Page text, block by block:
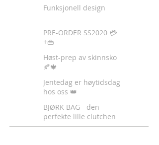
Funksjonell design
PRE-ORDER SS2020 💳
+👜
Høst-prep av skinnsko
🍂🍁
Jentedag er høytidsdag
hos oss 👑
BJØRK BAG - den
perfekte lille clutchen
✈️